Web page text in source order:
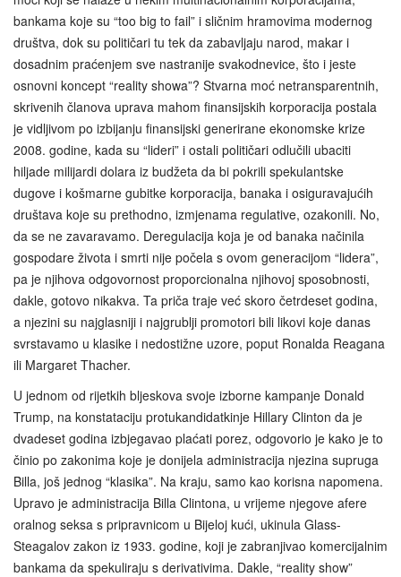
bankama koje su “too big to fail” i sličnim hramovima modernog
društva, dok su političari tu tek da zabavljaju narod, makar i
dosadnim praćenjem sve nastranije svakodnevice, što i jeste
osnovni koncept “reality showa”? Stvarna moć netransparentnih,
skrivenih članova uprava mahom finansijskih korporacija postala
je vidljivom po izbijanju finansijski generirane ekonomske krize
2008. godine, kada su “lideri” i ostali političari odlučili ubaciti
hiljade milijardi dolara iz budžeta da bi pokrili spekulantske
dugove i košmarne gubitke korporacija, banaka i osiguravajućih
društava koje su prethodno, izmjenama regulative, ozakonili. No,
da se ne zavaravamo. Deregulacija koja je od banaka načinila
gospodare života i smrti nije počela s ovom generacijom “lidera”,
pa je njihova odgovornost proporcionalna njihovoj sposobnosti,
dakle, gotovo nikakva. Ta priča traje već skoro četrdeset godina,
a njezini su najglasniji i najgrublji promotori bili likovi koje danas
svrstavamo u klasike i nedostižne uzore, poput Ronalda Reagana
ili Margaret Thacher.
U jednom od rijetkih bljeskova svoje izborne kampanje Donald
Trump, na konstataciju protukandidatkinje Hillary Clinton da je
dvadeset godina izbjegavao plaćati porez, odgovorio je kako je to
činio po zakonima koje je donijela administracija njezina supruga
Billa, još jednog “klasika”. Na kraju, samo kao korisna napomena.
Upravo je administracija Billa Clintona, u vrijeme njegove afere
oralnog seksa s pripravnicom u Bijeloj kući, ukinula Glass-
Steagalov zakon iz 1933. godine, koji je zabranjivao komercijalnim
bankama da spekuliraju s derivativima. Dakle, “reality show”